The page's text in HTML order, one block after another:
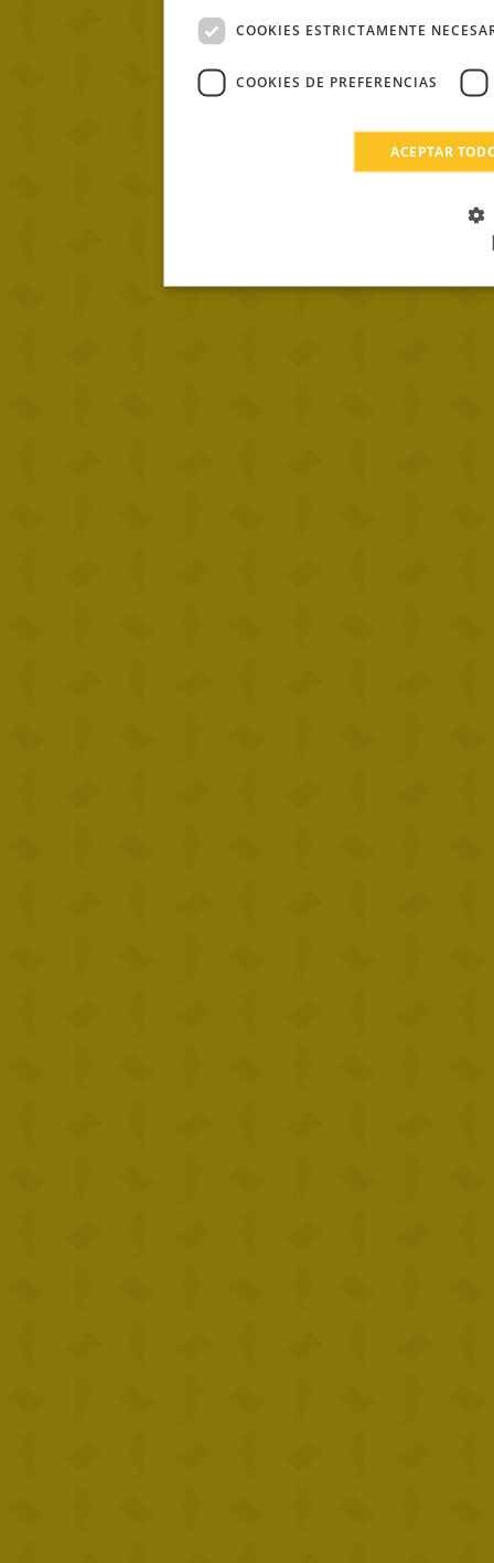
COOKIES ESTRICTAMENTE
COOKIES DE PREFERENCIAS
ACEPTAR